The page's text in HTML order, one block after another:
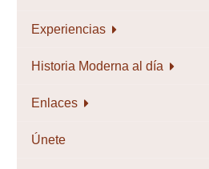
Experiencias
Historia Moderna al día
Enlaces
Únete